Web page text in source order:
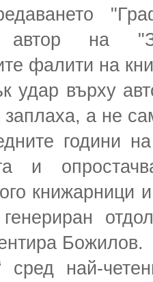
автор на
фалити на
удар върху
заплаха, а не
години
и
книжарници
Божилов.
сред най-